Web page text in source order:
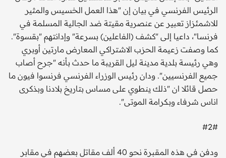
الرئيس الفرنسي في بيان إن "هذا العمل الخسيس والمثير
للاشمئزاز تعبير عن عنصرية مقيتة ضد الجالية المسلمة في
فرنسا"، داعيا إلى "كشف (الفاعلين) بسرعة" وإدانتهم "بقسوة".
كما وصفت زعيمة الحزب الاشتراكي المعارض مارتين أوبري
وهي رئيسة بلدية مدينة ليل القريبة ما حدث بأنه "جرح أصاب
جميع الفرنسيين". ودان رئيس الوزراء الفرنسي فرنسوا فيون ما
حصل قائلا ان "ذلك ينطوي على مساس بتاريخ بلادنا وبذكرى
اناس شرفاء وبكرامة الموتى".
#2#
ودفن في هذه المقبرة نحو 40 ألف مقاتل بعضهم في مقابر